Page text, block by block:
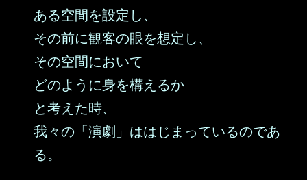
ある空間を設定し、
その前に観客の眼を想定し、
その空間において
どのように身を構えるか
と考えた時、
我々の「演劇」ははじまっているのであ
る。